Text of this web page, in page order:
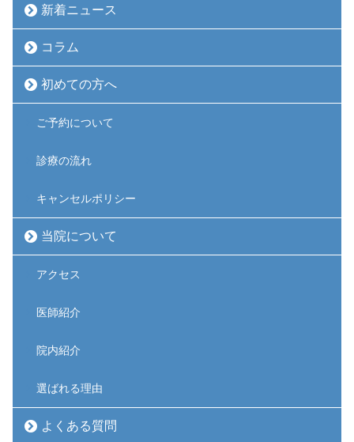
新着ニュース
コラム
初めての方へ
ご予約について
診療の流れ
キャンセルポリシー
当院について
アクセス
医師紹介
院内紹介
選ばれる理由
よくある質問